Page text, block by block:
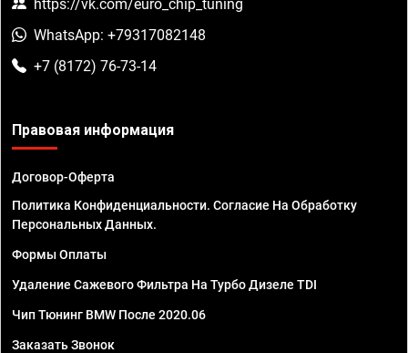
https://vk.com/euro_chip_tuning
WhatsApp: +79317082148
+7 (8172) 76-73-14
Правовая информация
Договор-Оферта
Политика Конфиденциальности. Согласие На Обработку
Персональных Данных.
Формы Оплаты
Удаление Сажевого Фильтра На Турбо Дизеле TDI
Чип Тюнинг BMW После 2020.06
Заказать Звонок